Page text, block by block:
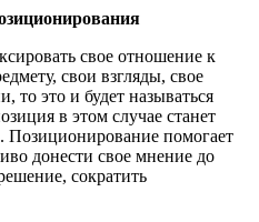
свое отношение к
свои взгляды, свое
то это и будет называться
в этом случае станет
Позиционирование помогает
донести свое мнение до
сократить